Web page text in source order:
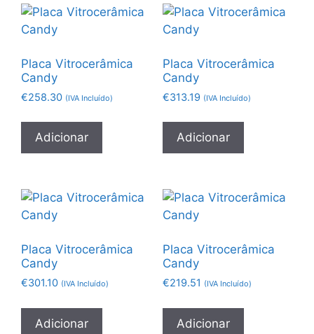
Placa Vitrocerâmica
Candy
€258.30 (IVA Incluído)
Adicionar
Placa Vitrocerâmica
Candy
€313.19 (IVA Incluído)
Adicionar
Placa Vitrocerâmica
Candy
€301.10 (IVA Incluído)
Adicionar
Placa Vitrocerâmica
Candy
€219.51 (IVA Incluído)
Adicionar